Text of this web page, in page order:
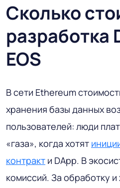
Сколько
разработка
EOS
В сети Ethereum
хранения базы данных
пользователей: люди
«газа», когда хотят
контракт и DApp. В
комиссий. За обработку